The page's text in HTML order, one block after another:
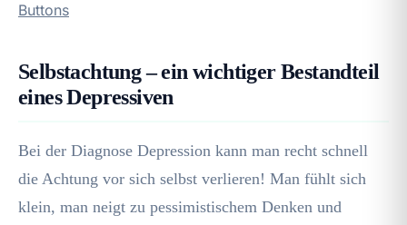
Buttons
Selbstachtung – ein wichtiger Bestandteil
eines Depressiven
Bei der Diagnose Depression kann man recht schnell
die Achtung vor sich selbst verlieren! Man fühlt sich
klein, man neigt zu pessimistischem Denken und